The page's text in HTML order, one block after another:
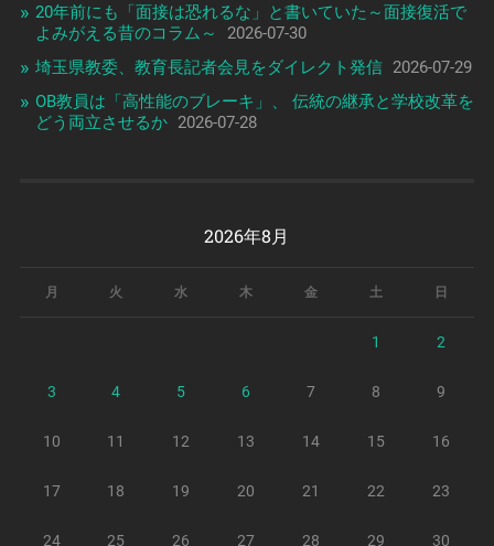
20年前にも「面接は恐れるな」と書いていた～面接復活で
よみがえる昔のコラム～
2026-07-30
埼玉県教委、教育長記者会見をダイレクト発信 2026-07-29
OB教員は「高性能のブレーキ」、 伝統の継承と学校改革を
どう両立させるか 2026-07-28
2026年8月
月 火 水 木 金 土 日
1 2
3 4 5 6 7 8 9
10 11 12 13 14 15 16
17 18 19 20 21 22 23
24 25 26 27 28 29 30